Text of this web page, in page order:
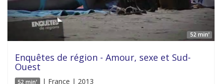
52 min'
Enquêtes de région - Amour, sexe et Sud-
Ouest
52 min' | France | 2013